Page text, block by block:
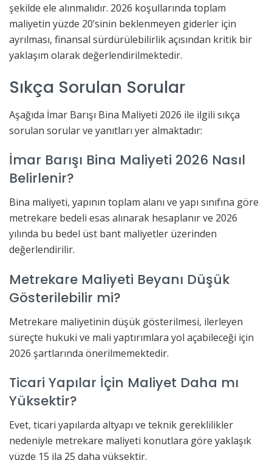
şekilde ele alınmalıdır. 2026 koşullarında toplam
maliyetin yüzde 20’sinin beklenmeyen giderler için
ayrılması, finansal sürdürülebilirlik açısından kritik bir
yaklaşım olarak değerlendirilmektedir.
Sıkça Sorulan Sorular
Aşağıda İmar Barışı Bina Maliyeti 2026 ile ilgili sıkça
sorulan sorular ve yanıtları yer almaktadır:
İmar Barışı Bina Maliyeti 2026 Nasıl
Belirlenir?
Bina maliyeti, yapının toplam alanı ve yapı sınıfına göre
metrekare bedeli esas alınarak hesaplanır ve 2026
yılında bu bedel üst bant maliyetler üzerinden
değerlendirilir.
Metrekare Maliyeti Beyanı Düşük
Gösterilebilir mi?
Metrekare maliyetinin düşük gösterilmesi, ilerleyen
süreçte hukuki ve mali yaptırımlara yol açabileceği için
2026 şartlarında önerilmemektedir.
Ticari Yapılar İçin Maliyet Daha mı
Yüksektir?
Evet, ticari yapılarda altyapı ve teknik gereklilikler
nedeniyle metrekare maliyeti konutlara göre yaklaşık
yüzde 15 ila 25 daha yüksektir.